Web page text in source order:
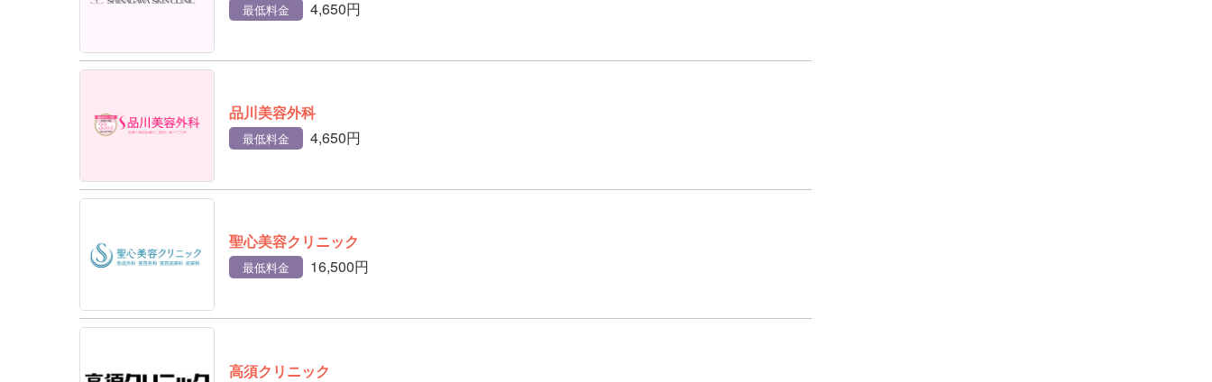
最低料金 4,650円
品川美容外科
最低料金 4,650円
聖心美容クリニック
最低料金 16,500円
高須クリニック